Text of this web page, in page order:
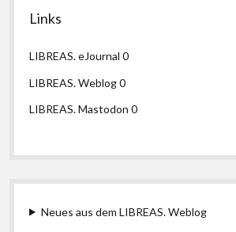
Links
LIBREAS. eJournal 0
LIBREAS. Weblog0
LIBREAS. Mastodon 0
Neues aus dem LIBREAS. Weblog